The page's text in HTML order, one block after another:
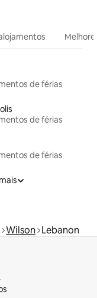
de férias
de férias
de férias
Wilson Lebanon